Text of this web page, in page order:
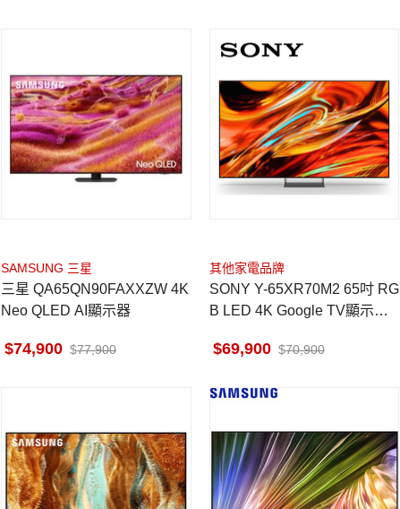
SAMSUNG 三星
三星 QA65QN90FAXXZW 4K
Neo QLED AI顯示器
74,900 77,900
其他家電品牌
SONY Y-65XR70M2 65吋 RG
B LED 4K Google TV顯示器
69,900 70,900